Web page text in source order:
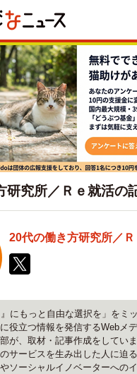
研究所／Ｒｅ就活の
20代の働き方研究所／
』にもっと自由な選択を」をミ
役立つ情報を発信するWebメ
が、取材・記事作成をしてい
サービスを生み出した人に迫
ソーシャルイノベーターへの